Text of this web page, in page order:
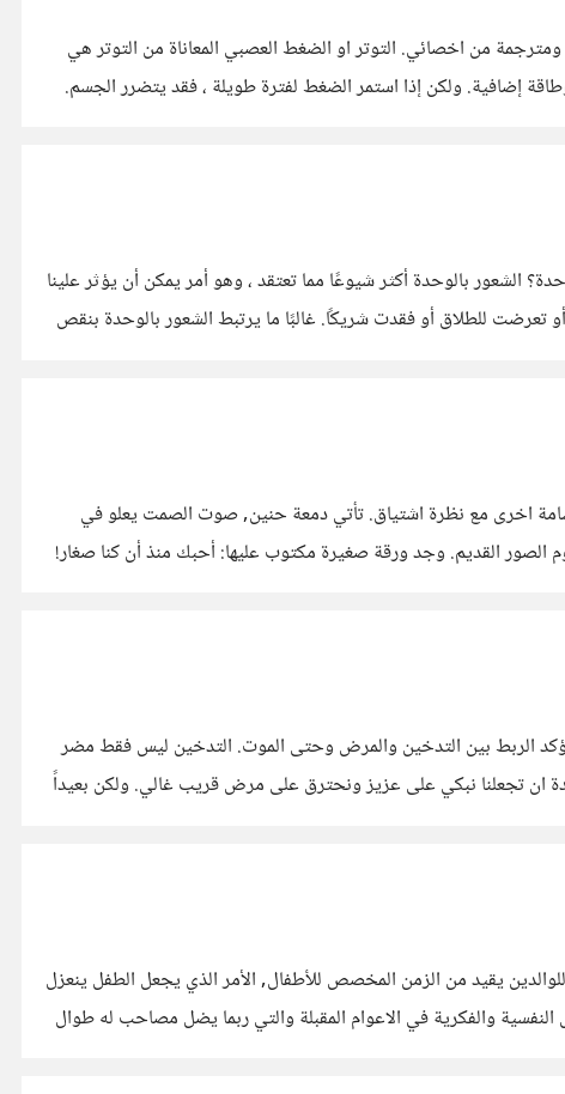
هذه مقالة مترجمة من موقع الصحة السويدي ارجو ان تكون مفيدة. كل المعلومات الموجود مكتوبة بواسطة اخصائي ومدققة من باحث ومترجمة من اخصائي. التوتر او الضغط العصبي المعاناة من التوتر هي
إضافية. ولكن إذا استمر الضغط لفترة طويلة ، فقد يتضرر الجسم.
ربما كان هذا الموضوع واحد من اكثر المواضيع التي اثارت اهتمامي وركزت عليها خلال دراساتي النفسية الاجتماعية. تلخيص: ما هي الوحدة؟ الشعور بالوحدة أكثر شيوعًا مما تعتقد ، وهو أمر يمكن أن يؤثر علينا
تعرضت للطلاق أو فقدت شريكًا. غالبًا ما يرتبط الشعور بالوحدة بنقص
اخرى مع نظرة اشتياق. تأتي دمعة حنين, صوت الصمت يعلو في
الصور القديم. وجد ورقة صغيرة مكتوب عليها: أحبك منذ أن كنا صغار!
تؤكد الربط بين التدخين والمرض وحتى الموت. التدخين ليس فقط مضر
ان تجعلنا نبكي على عزيز ونحترق على مرض قريب غالي. ولكن بعيداً
ان الوضع المادي للوالدين يقيد من الزمن المخصص للأطفال, الأمر الذي يجعل الطفل ينعزل
ويشعر بالانغلاق على نفسه, ويحرم من الأمان والحنان كما الرعاية العاطفية التي يقدمها الأبوين. الأمر الذي بدوره يؤثر على صحة الطفل النفسية والفكرية في الاعوام المقبلة والتي ربما يضل مصاحب له طوال